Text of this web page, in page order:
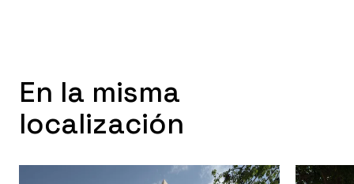
En la misma
localización